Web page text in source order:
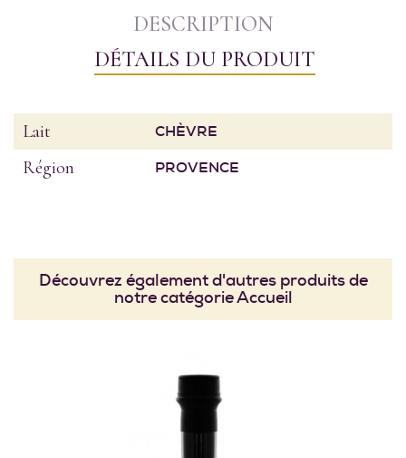
DESCRIPTION
DÉTAILS DU PRODUIT
Lait CHÈVRE
Région PROVENCE
Découvrez également d'autres produits de
notre catégorie Accueil